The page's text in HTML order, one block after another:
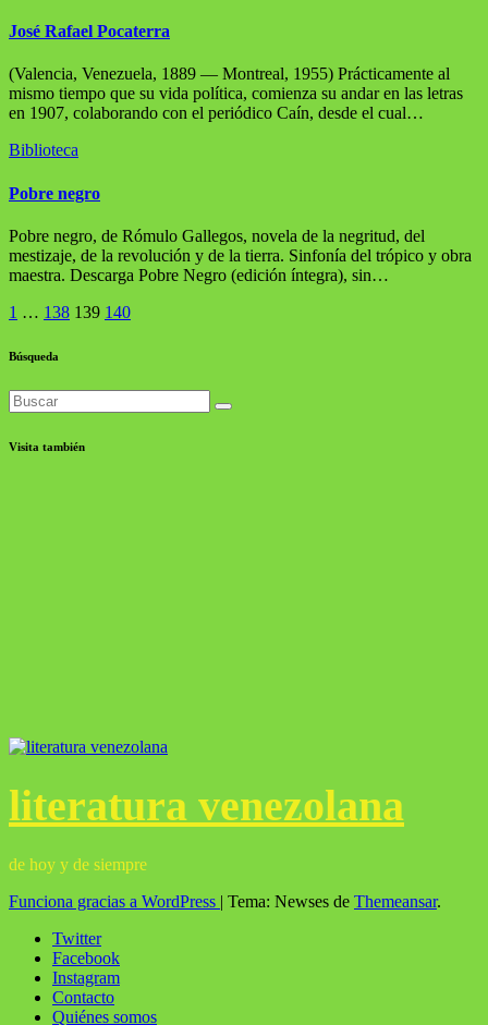
José Rafael Pocaterra
(Valencia, Venezuela, 1889 — Montreal, 1955) Prácticamente al
mismo tiempo que su vida política, comienza su andar en las letras
en 1907, colaborando con el periódico Caín, desde el cual…
Biblioteca
Pobre negro
Pobre negro, de Rómulo Gallegos, novela de la negritud, del
mestizaje, de la revolución y de la tierra. Sinfonía del trópico y obra
maestra. Descarga Pobre Negro (edición íntegra), sin…
Navegación
de
1 … 138 139 140
Búsqueda
Visita también
literatura venezolana
de hoy y de siempre
Funciona gracias a WordPress | Tema: Newses de Themeansar.
Twitter
Facebook
Instagram
Contacto
Quiénes somos